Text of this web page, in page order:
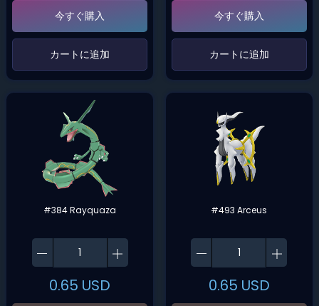
今すぐ購入
‌カートに追加‌
今すぐ購入
‌カートに追加‌
#384 Rayquaza
0.65 USD
#493 Arceus
0.65 USD